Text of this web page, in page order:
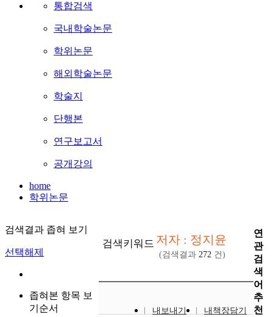
통합검색
국내학술논문
학위논문
해외학술논문
학술지
단행본
연구보고서
공개강의
home
학위논문
검색결과 좁혀 보기
선택해제
좁혀본 항목 보
기순서
검색키워드 저자 : 정지윤
(검색결과 272 건)
내보내기
내책장담기
연
관
검
색
어
추
천